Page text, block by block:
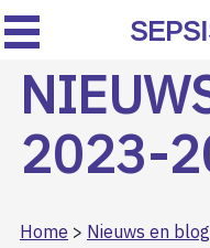
2023-
Home > Nieuws en blog